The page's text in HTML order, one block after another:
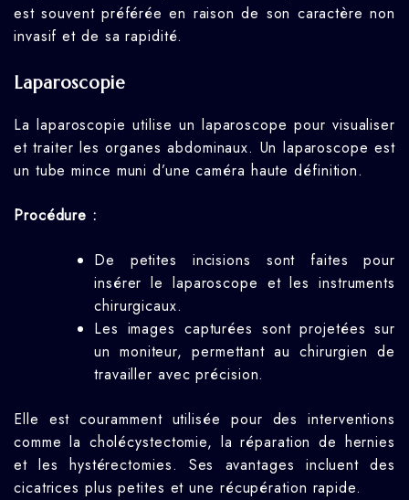
est souvent préférée en raison de son caractère non
invasif et de sa rapidité.
Laparoscopie
La laparoscopie utilise un laparoscope pour visualiser
et traiter les organes abdominaux. Un laparoscope est
un tube mince muni d’une caméra haute définition.
Procédure :
De petites incisions sont faites pour
insérer le laparoscope et les instruments
chirurgicaux.
Les images capturées sont projetées sur
un moniteur, permettant au chirurgien de
travailler avec précision.
Elle est couramment utilisée pour des interventions
comme la cholécystectomie, la réparation de hernies
et les hystérectomies. Ses avantages incluent des
cicatrices plus petites et une récupération rapide.